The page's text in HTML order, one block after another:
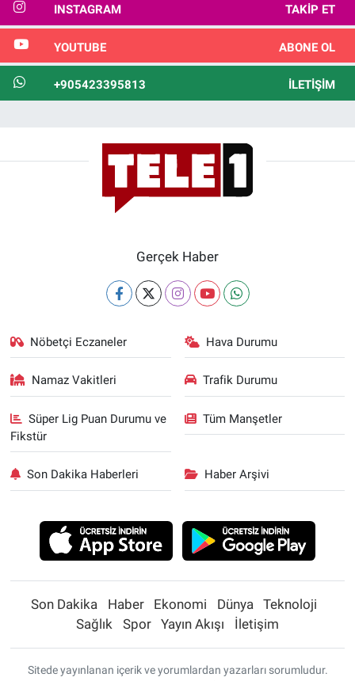
INSTAGRAM TAKIP ET
YOUTUBE ABONE OL
+905423395813 İLETIŞIM
Gerçek Haber
Nöbetçi Eczaneler Hava Durumu
Namaz Vakitleri Trafik Durumu
Süper Lig Puan Durumu ve
Fikstür
Tüm Manşetler
Son Dakika Haberleri Haber Arşivi
Son Dakika Haber Ekonomi Dünya
Teknoloji
Sağlık
Spor Yayın Akışı İletişim
Sitede yayınlanan içerik ve yorumlardan yazarları sorumludur.